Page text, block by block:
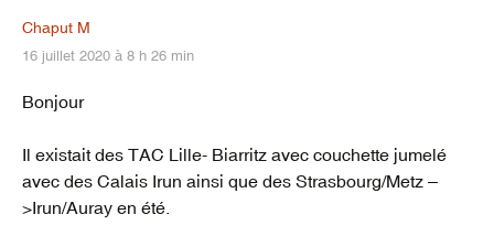
Chaput M
16 juillet 2020 à 8 h 26 min
Bonjour
Il existait des TAC Lille- Biarritz avec couchette jumelé
avec des Calais Irun ainsi que des Strasbourg/Metz –
>Irun/Auray en été.